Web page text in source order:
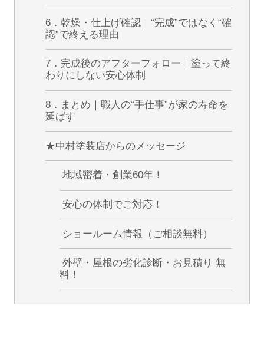
6．乾燥・仕上げ確認｜“完成”ではなく“確
認”で終える理由
7．完成後のアフターフォロー｜塗って終
わりにしない安心体制
8．まとめ｜職人の“手仕事”が家の寿命を
延ばす
★中村塗装店からのメッセージ
地域密着・創業60年！
安心の体制でご対応！
ショールーム情報（ご相談無料）
外壁・屋根の劣化診断・お見積り 無
料！